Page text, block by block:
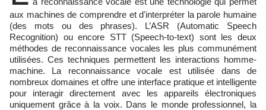
aux machines de comprendre et d'interpréter la parole humaine
(des mots ou des phrases). L’ASR (Automatic Speech
Recognition) ou encore STT (Speech-to-text) sont les deux
méthodes de reconnaissance vocales les plus communément
utilisées. Ces techniques permettent les interactions homme-
machine. La reconnaissance vocale est utilisée dans de
nombreux domaines et offre une interface pratique et intelligente
pour interagir directement avec les appareils électroniques
uniquement grâce à la voix. Dans le monde professionnel, la